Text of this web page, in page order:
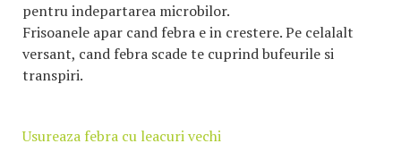
pentru indepartarea microbilor.
Frisoanele apar cand febra e in crestere. Pe celalalt
versant, cand febra scade te cuprind bufeurile si
transpiri.
Usureaza febra cu leacuri vechi